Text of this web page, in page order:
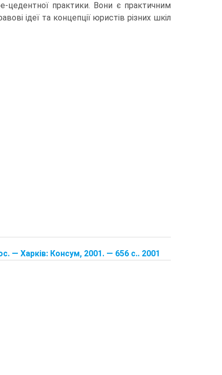
цедентної практики. Вони є практичним
ідеї та концепції юристів різних шкіл
— Харків: Консум, 2001. — 656 с.. 2001